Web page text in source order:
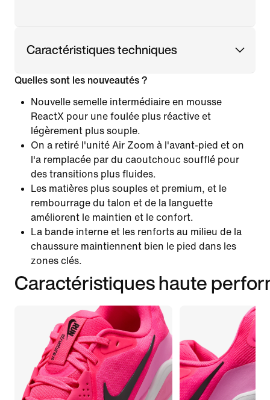
Caractéristiques techniques
Quelles sont les nouveautés ?
Nouvelle semelle intermédiaire en mousse
ReactX pour une foulée plus réactive et
légèrement plus souple.
On a retiré l'unité Air Zoom à l'avant-pied et on
l'a remplacée par du caoutchouc soufflé pour
des transitions plus fluides.
Les matières plus souples et premium, et le
rembourrage du talon et de la languette
améliorent le maintien et le confort.
La bande interne et les renforts au milieu de la
chaussure maintiennent bien le pied dans les
zones clés.
Caractéristiques haute